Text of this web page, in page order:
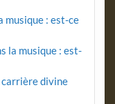
musique : est-ce
la musique : est-
carrière divine